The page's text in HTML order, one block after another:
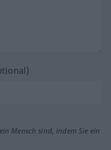
Mensch sind, indem Sie ein